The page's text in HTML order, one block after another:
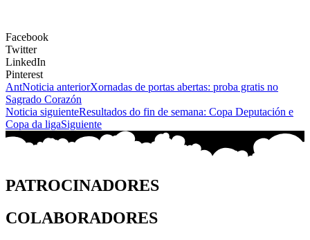
Facebook
Twitter
LinkedIn
Pinterest
AntNoticia anteriorXornadas de portas abertas: proba gratis no
Sagrado Corazón
Noticia siguienteResultados do fin de semana: Copa Deputación e
Copa da ligaSiguiente
PATROCINADORES
COLABORADORES